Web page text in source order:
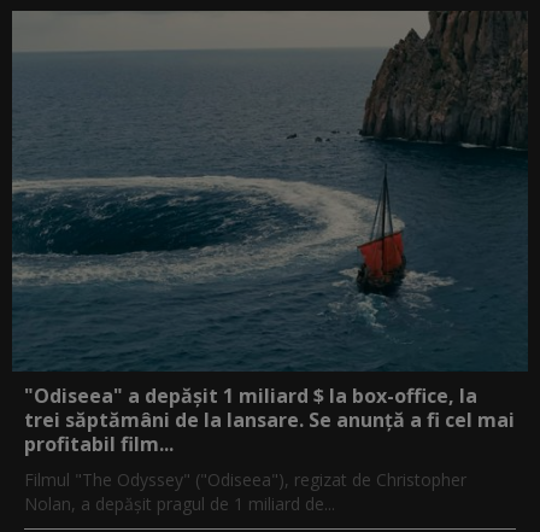
"Odiseea" a depășit 1 miliard $ la box-office, la
trei săptămâni de la lansare. Se anunță a fi cel mai
profitabil film...
Filmul "The Odyssey" ("Odiseea"), regizat de Christopher
Nolan, a depăşit pragul de 1 miliard de...